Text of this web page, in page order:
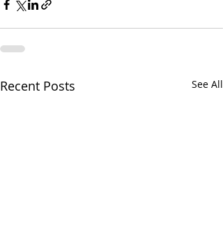
Recent Posts See All